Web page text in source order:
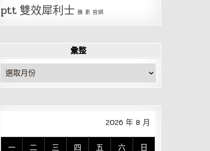
ptt 雙效犀利士 騰 素 官網
彙整
彙
整
2026 年 8 月
一 二 三 四 五 六 日